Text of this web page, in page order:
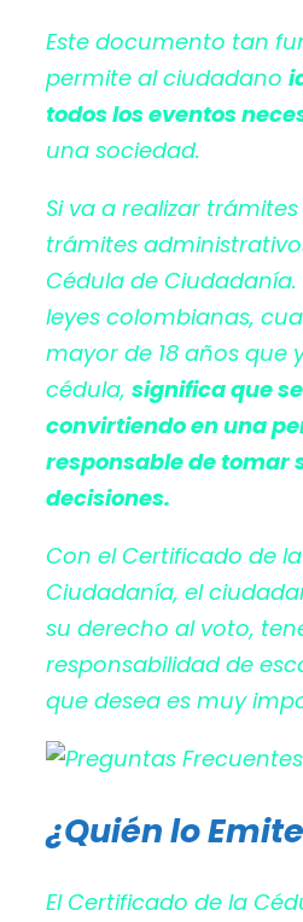
Este documento tan
permite al ciudadano
todos los eventos
una sociedad.
Si va a realizar
trámites
Cédula de Ciudadanía.
leyes colombianas,
mayor de 18 años que
cédula, significa que
convirtiendo en una
responsable de tomar
decisiones.
Con el Certificado de
Ciudadanía, el
su derecho al voto,
responsabilidad de
que desea es muy
¿Quién lo
El Certificado de la